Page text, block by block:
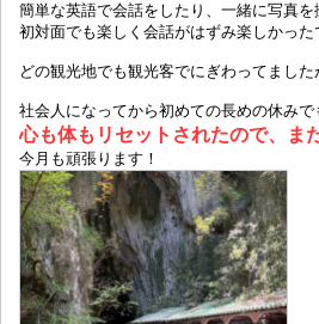
簡単な英語で会話をしたり、一緒に写真
初対面でも楽しく会話がはずみ楽しかっ
どの観光地でも観光客でにぎわってまし
心も体もリセットされたので、ま